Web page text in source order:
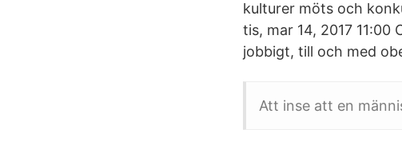
kulturer möts och
tis, mar 14, 2017
jobbigt, till och med
Att inse att en